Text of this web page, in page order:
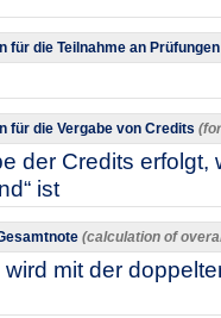
für die Teilnahme an
für die Vergabe von Credits
der Credits
ist
(calculation of
mit der